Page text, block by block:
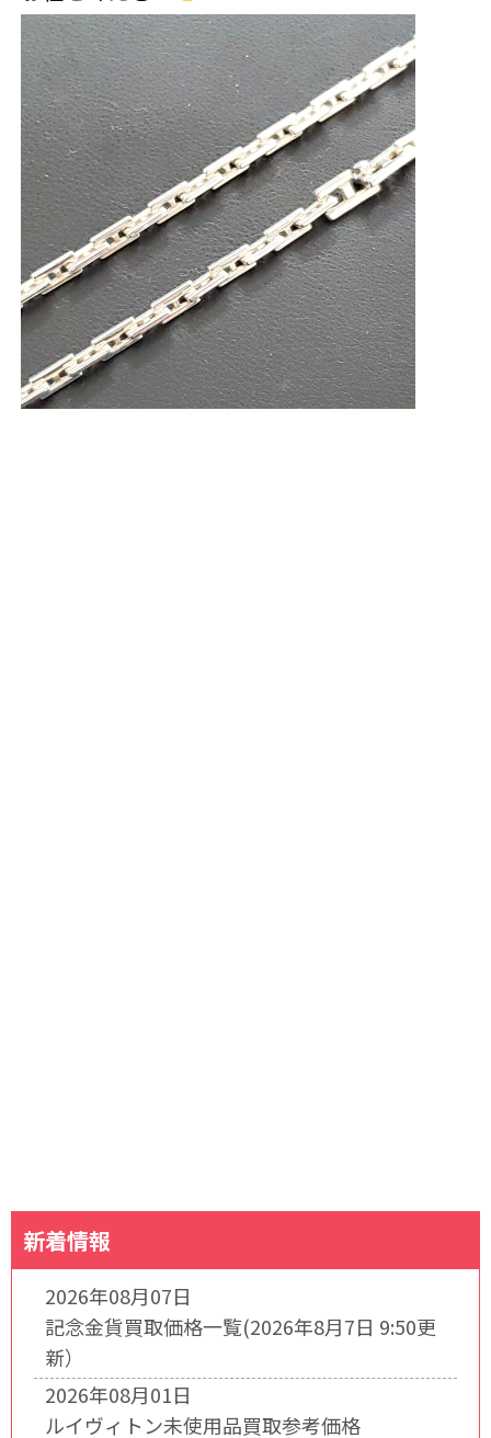
新着情報
2026年08月07日
記念金貨買取価格一覧(2026年8月7日 9:50更
新）
2026年08月01日
ルイヴィトン未使用品買取参考価格